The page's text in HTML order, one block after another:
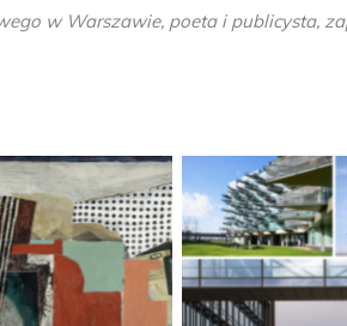
w Warszawie, poeta i publicysta,